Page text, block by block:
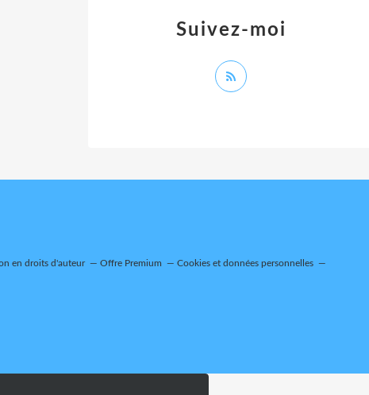
Suivez-moi
en droits d'auteur Offre Premium Cookies et données personnelles